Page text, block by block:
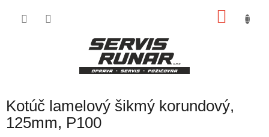
Kotúč lamelový šikmý korundový,
125mm, P100